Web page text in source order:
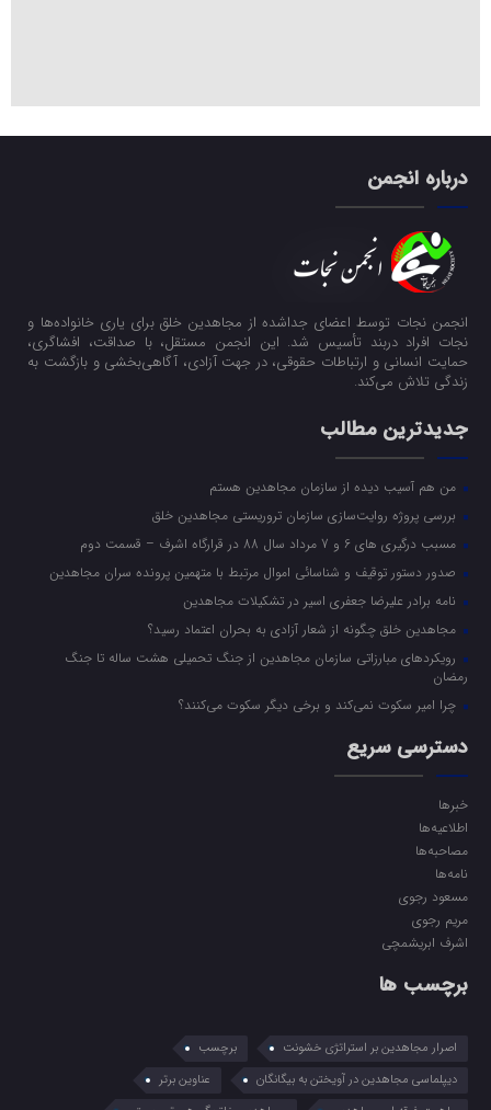
درباره انجمن
انجمن نجات توسط اعضای جداشده از مجاهدین خلق برای یاری خانواده‌ها و
نجات افراد دربند تأسیس شد. این انجمن مستقل، با صداقت، افشاگری،
حمایت انسانی و ارتباطات حقوقی، در جهت آزادی، آگاهی‌بخشی و بازگشت به
زندگی تلاش می‌کند.
جدیدترین مطالب
من هم آسیب دیده از سازمان مجاهدین هستم
بررسی پروژه روایت‌سازی سازمان تروریستی مجاهدین خلق
مسبب درگیری های 6 و 7 مرداد سال 88 در قرارگاه اشرف – قسمت دوم
صدور دستور توقیف و شناسائی اموال مرتبط با متهمین پرونده سران مجاهدین
نامه برادر علیرضا جعفری اسیر در تشکیلات مجاهدین
مجاهدین خلق چگونه از شعار آزادی به بحران اعتماد رسید؟
رویکرد‌های مبارزاتی سازمان مجاهدین از جنگ تحمیلی هشت ساله تا جنگ
رمضان
چرا امیر سکوت نمی‌کند و برخی دیگر سکوت می‌کنند؟
دسترسی سریع
خبرها
اطلاعیه‌ها
مصاحبه‌ها
نامه‌ها
مسعود رجوی
مریم رجوی
اشرف ابریشمچی
برچسب ها
اصرار مجاهدین بر استراتژی خشونت
برچسب
دیپلماسی مجاهدین در آویختن به بیگانگان
عناوین برتر